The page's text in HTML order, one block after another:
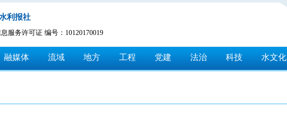
利报社
服务许可证 编号：10120170019
融媒体 流域 地方 工程 党建 法治 科技 水文化